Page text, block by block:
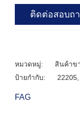
ติดต่อสอบถ
หมวดหมู่: สินค้าข
ป้ายกำกับ:
22205
FAG